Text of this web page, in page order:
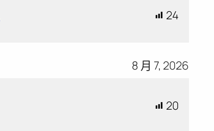
24
8 月 7, 2026
20